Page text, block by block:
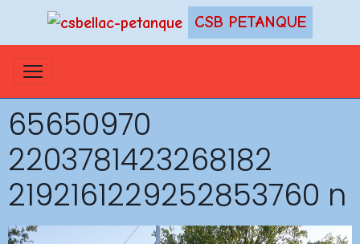
CSB PETANQUE
65650970
2203781423268182
2192161229252853760 n